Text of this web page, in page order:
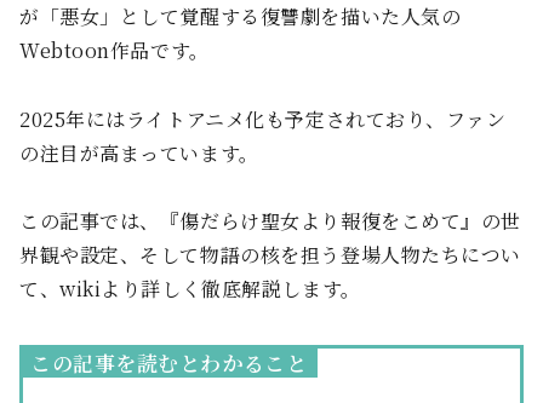
が「悪女」として覚醒する復讐劇を描いた人気の
Webtoon作品です。
2025年にはライトアニメ化も予定されており、ファン
の注目が高まっています。
この記事では、『傷だらけ聖女より報復をこめて』の世
界観や設定、そして物語の核を担う登場人物たちについ
て、wikiより詳しく徹底解説します。
この記事を読むとわかること